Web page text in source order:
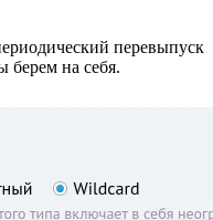
перевыпуск
берем на себя.